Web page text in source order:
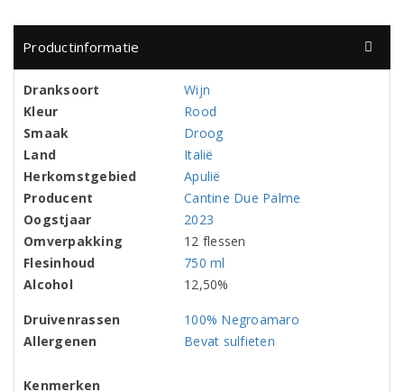
Productinformatie
Dranksoort
Wijn
Kleur
Rood
Smaak
Droog
Land
Italië
Herkomstgebied
Apulië
Producent
Cantine Due Palme
Oogstjaar
2023
Omverpakking
12 flessen
Flesinhoud
750 ml
Alcohol
12,50%
Druivenrassen
100% Negroamaro
Allergenen
Bevat sulfieten
Kenmerken